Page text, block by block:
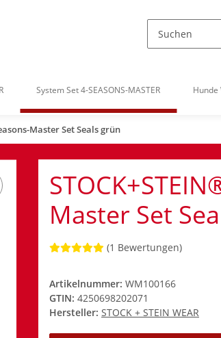
System Set 4-SEASONS-MASTER Hunde
Master Set Seals grün
Master Set
(1 Bewertungen)
Artikelnummer: WM100166
GTIN: 4250698202071
Hersteller: STOCK + STEIN WEAR